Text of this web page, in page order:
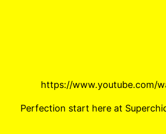
https://www.youtube.com/
Perfection start here at